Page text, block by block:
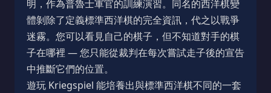
明，作為普魯士軍官的訓練演習。同名的西洋棋變
體剝除了定義標準西洋棋的完全資訊，代之以戰爭
迷霧。您可以看見自己的棋子，但不知道對手的棋
子在哪裡 — 您只能從裁判在每次嘗試走子後的宣告
中推斷它們的位置。
遊玩 Kriegspiel 能培養出與標準西洋棋不同的一套